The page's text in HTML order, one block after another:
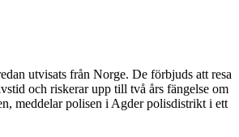
utvisats från Norge. De förbjuds att resa
och riskerar upp till två års fängelse om
meddelar polisen i Agder polisdistrikt i ett